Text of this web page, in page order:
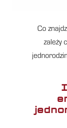
Co
zależy